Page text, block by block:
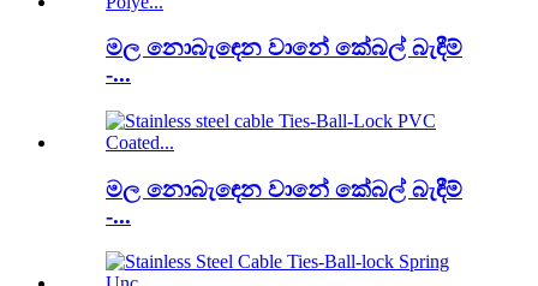
මල නොබැඳෙන වානේ කේබල් බැඳීම්
-...
මල නොබැඳෙන වානේ කේබල් බැඳීම්
-...